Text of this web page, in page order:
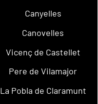
Canyelles
Canovelles
Vicenç de Castellet
Pere de Vilamajor
La Pobla de Claramunt